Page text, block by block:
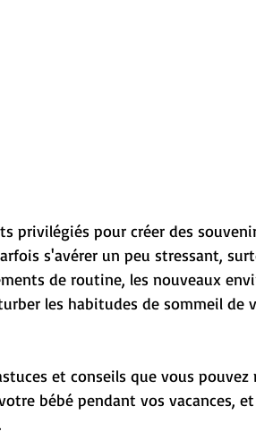
privilégiés pour créer des
s'avérer un peu stressant,
de routine, les nouveaux
les habitudes de sommeil
et conseils que vous
bébé pendant vos vacances,